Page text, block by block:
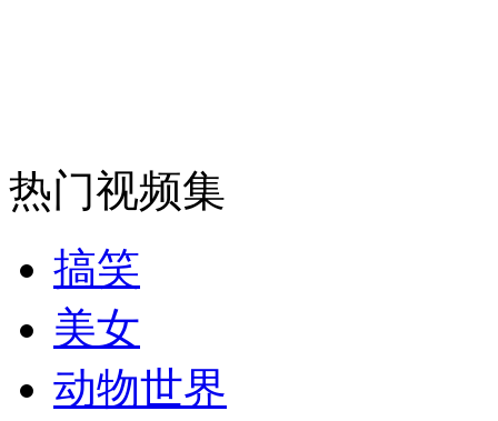
走！跟着总书记去植树
热门视频集
搞笑
美女
动物世界